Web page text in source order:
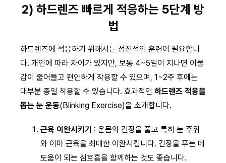
2) 하드렌즈 빠르게 적응하는 5단계 방
법
하드렌즈에 적응하기 위해서는 점진적인 훈련이 필요합니
다. 개인에 따라 차이가 있지만, 보통 4~5일이 지나면 이물
감이 줄어들고 편안하게 착용할 수 있으며, 1~2주 후에는
대부분 종일 착용할 수 있습니다. 효과적인 하드렌즈 적응을
돕는 눈 운동(Blinking Exercise)을 소개합니다.
근육 이완시키기 : 온몸의 긴장을 풀고 특히 눈 주위
와 이마 근육을 최대한 이완시킵니다. 긴장을 푸는 데
도움이 되는 심호흡을 함께하는 것도 좋습니다.